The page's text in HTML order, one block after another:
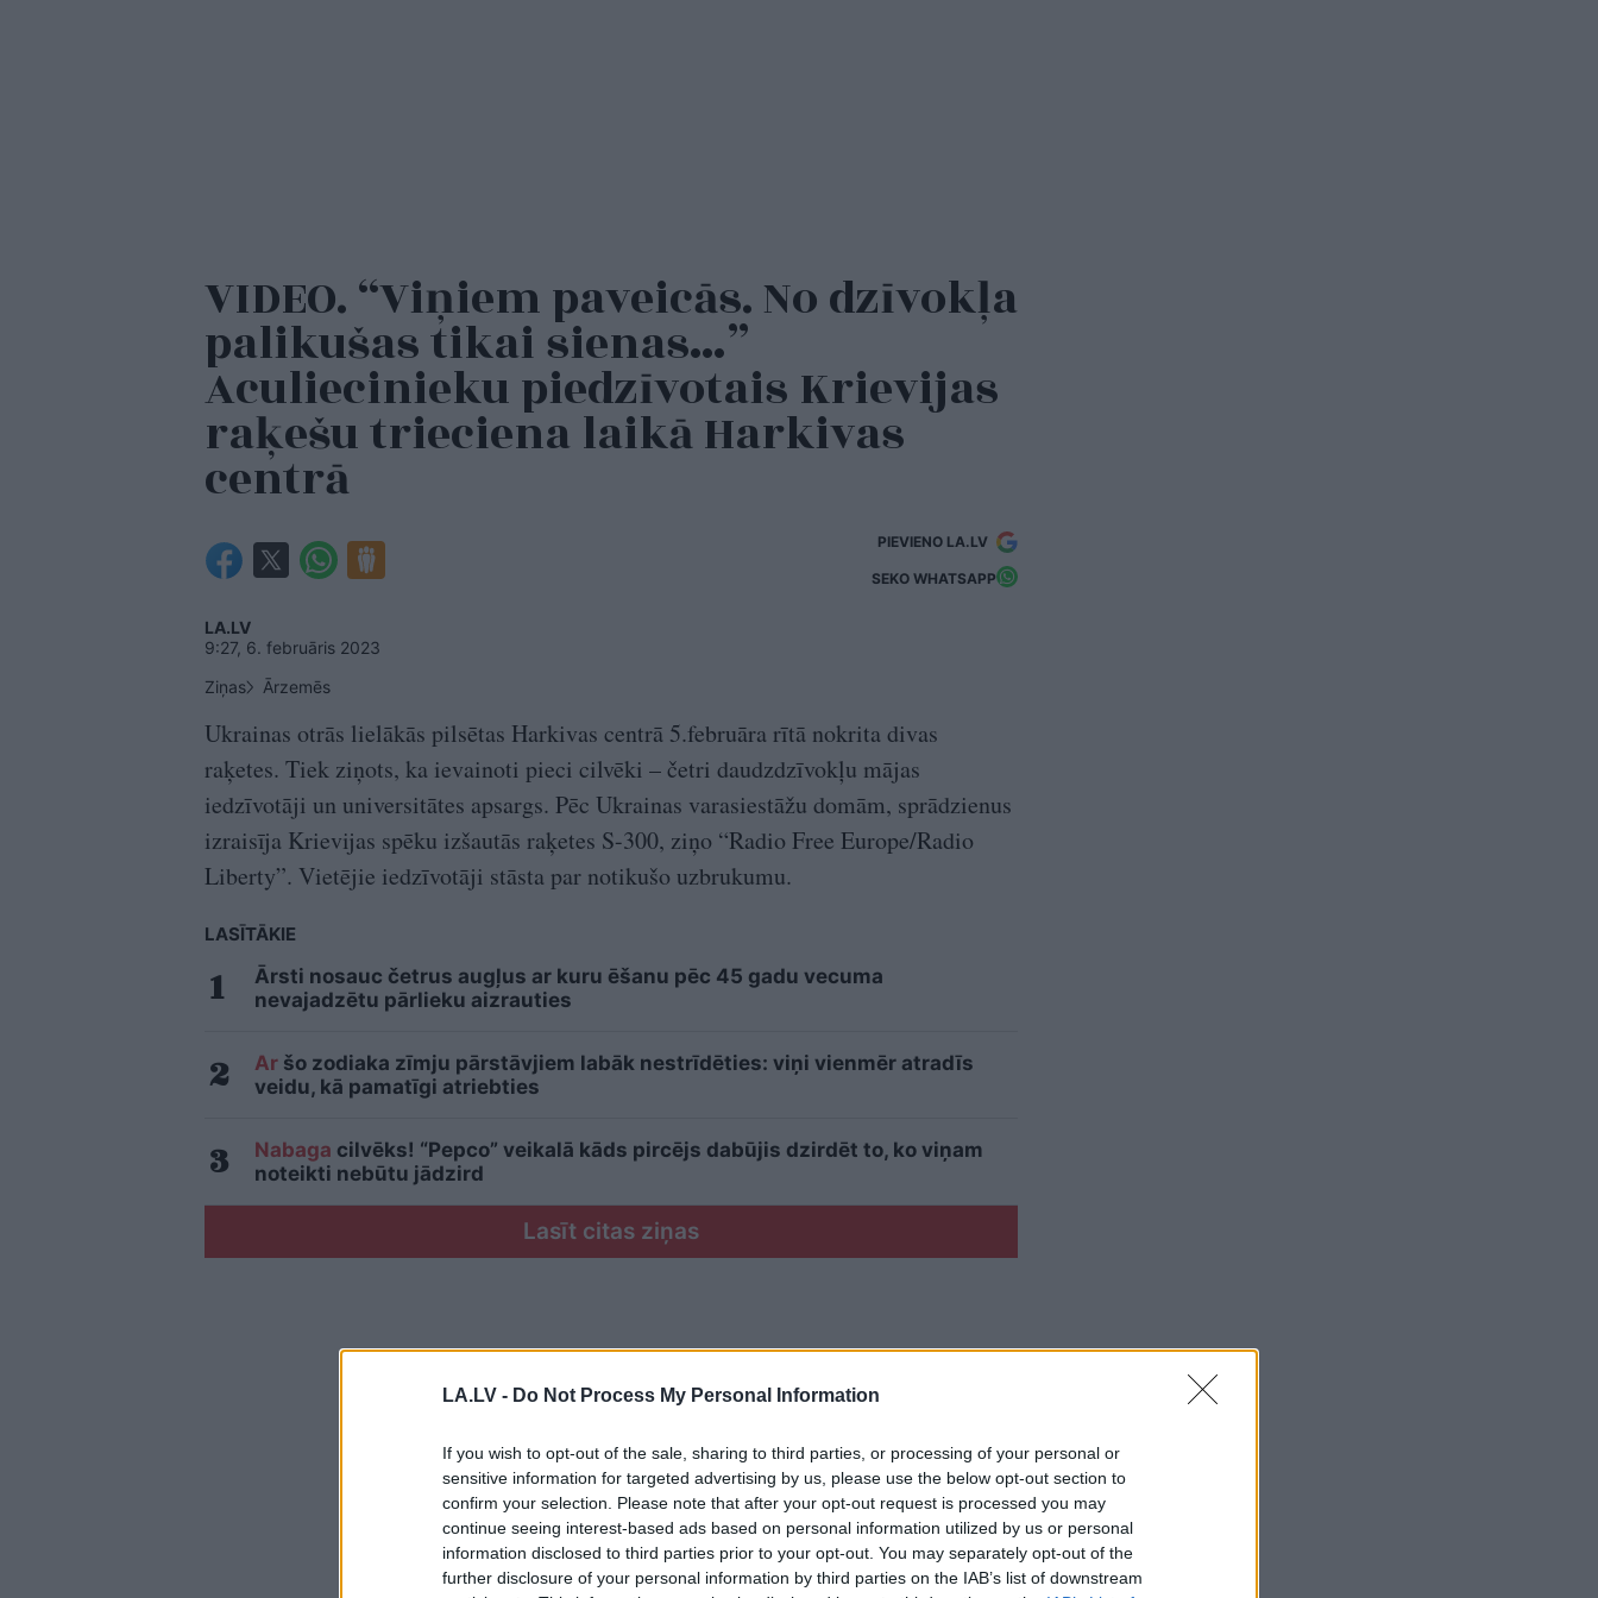
LA.LV - Do Not Process My Personal Information
If you wish to opt-out of the sale, sharing to third parties, or processing of your personal or
sensitive information for targeted advertising by us, please use the below opt-out section to
confirm your selection. Please note that after your opt-out request is processed you may
continue seeing interest-based ads based on personal information utilized by us or personal
information disclosed to third parties prior to your opt-out. You may separately opt-out of the
further disclosure of your personal information by third parties on the IAB’s list of downstream
VIDEO. “Viņiem paveicās. No dzīvokļa
palikušas tikai sienas…”
Aculiecinieku piedzīvotais Krievijas
raķešu trieciena laikā Harkivas
centrā
PIEVIENO LA.LV
SEKO WHATSAPP
LA.LV
9:27, 6. februāris 2023
Ziņas
Ārzemēs
Ukrainas otrās lielākās pilsētas Harkivas centrā 5.februāra rītā nokrita divas
raķetes. Tiek ziņots, ka ievainoti pieci cilvēki – četri daudzdzīvokļu mājas
iedzīvotāji un universitātes apsargs. Pēc Ukrainas varasiestāžu domām, sprādzienus
izraisīja Krievijas spēku izšautās raķetes S-300, ziņo “Radio Free Europe/Radio
Liberty”. Vietējie iedzīvotāji stāsta par notikušo uzbrukumu.
LASĪTĀKIE
Ārsti nosauc četrus augļus ar kuru ēšanu pēc 45 gadu vecuma
nevajadzētu pārlieku aizrauties
Ar šo zodiaka zīmju pārstāvjiem labāk nestrīdēties: viņi vienmēr atradīs
veidu, kā pamatīgi atriebties
Nabaga cilvēks! “Pepco” veikalā kāds pircējs dabūjis dzirdēt to, ko viņam
noteikti nebūtu jādzird
Lasīt citas ziņas